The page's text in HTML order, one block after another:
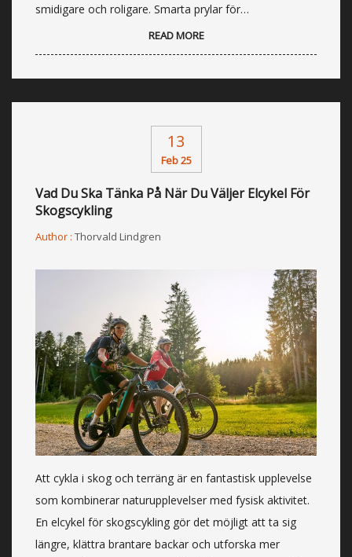
smidigare och roligare. Smarta prylar för…
READ MORE
13
Feb 25
Vad Du Ska Tänka På När Du Väljer Elcykel För
Skogscykling
Author : Thorvald Lindgren
Att cykla i skog och terräng är en fantastisk upplevelse
som kombinerar naturupplevelser med fysisk aktivitet.
En elcykel för skogscykling gör det möjligt att ta sig
längre, klättra brantare backar och utforska mer